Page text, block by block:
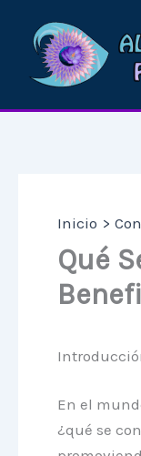
contenido
Inicio
Qué
En el
¿qué se